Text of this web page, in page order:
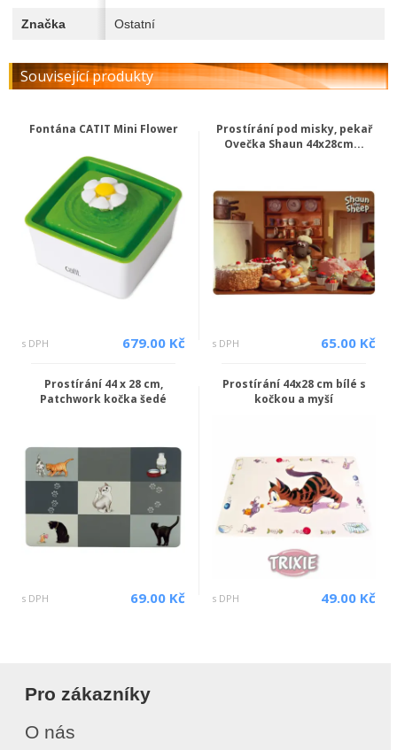
Značka Ostatní
Související produkty
Fontána CATIT Mini Flower
s DPH 679.00 Kč
Prostírání pod misky, pekař
Ovečka Shaun 44x28cm...
s DPH 65.00 Kč
Prostírání 44 x 28 cm,
Patchwork kočka šedé
s DPH 69.00 Kč
Prostírání 44x28 cm bílé s
kočkou a myší
s DPH 49.00 Kč
Pro zákazníky
O nás